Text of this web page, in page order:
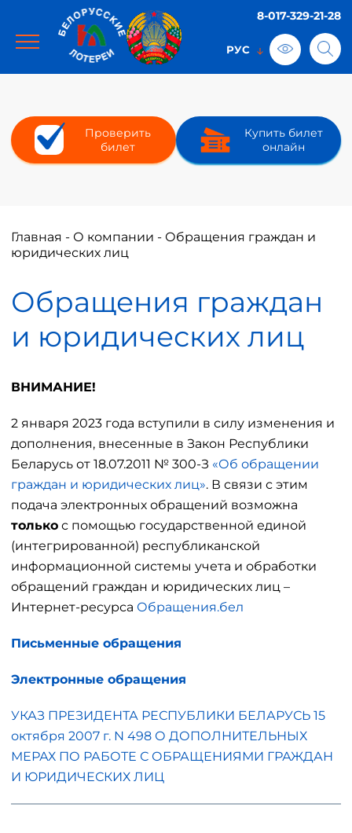
8-017-329-21-28
Проверить
билет
Купить билет
онлайн
Главная - О компании - Обращения граждан и
юридических лиц
Обращения граждан
и юридических лиц
ВНИМАНИЕ!
2 января 2023 года вступили в силу изменения и
дополнения, внесенные в Закон Республики
Беларусь от 18.07.2011 № 300-З «Об обращении
граждан и юридических лиц». В связи с этим
подача электронных обращений возможна
только с помощью государственной единой
(интегрированной) республиканской
информационной системы учета и обработки
обращений граждан и юридических лиц –
Интернет-ресурса Обращения.бел
Письменные обращения
Электронные обращения
УКАЗ ПРЕЗИДЕНТА РЕСПУБЛИКИ БЕЛАРУСЬ 15
октября 2007 г. N 498 О ДОПОЛНИТЕЛЬНЫХ
МЕРАХ ПО РАБОТЕ С ОБРАЩЕНИЯМИ ГРАЖДАН
И ЮРИДИЧЕСКИХ ЛИЦ